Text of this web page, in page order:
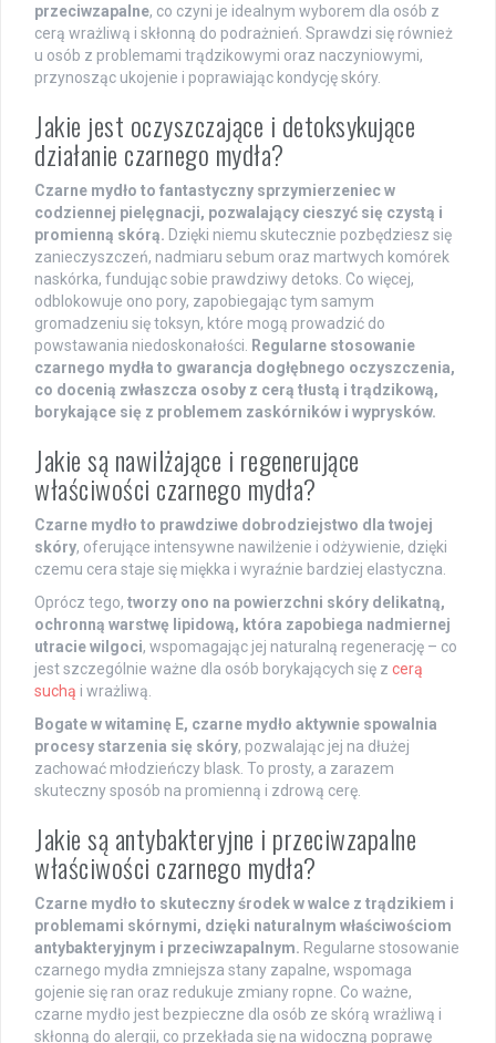
przeciwzapalne, co czyni je idealnym wyborem dla osób z
cerą wrażliwą i skłonną do podrażnień. Sprawdzi się również
u osób z problemami trądzikowymi oraz naczyniowymi,
przynosząc ukojenie i poprawiając kondycję skóry.
Jakie jest oczyszczające i detoksykujące
działanie czarnego mydła?
Czarne mydło to fantastyczny sprzymierzeniec w
codziennej pielęgnacji, pozwalający cieszyć się czystą i
promienną skórą. Dzięki niemu skutecznie pozbędziesz się
zanieczyszczeń, nadmiaru sebum oraz martwych komórek
naskórka, fundując sobie prawdziwy detoks. Co więcej,
odblokowuje ono pory, zapobiegając tym samym
gromadzeniu się toksyn, które mogą prowadzić do
powstawania niedoskonałości.
Regularne stosowanie
czarnego mydła to gwarancja dogłębnego oczyszczenia,
co docenią zwłaszcza osoby z cerą tłustą i trądzikową,
borykające się z problemem zaskórników i wyprysków.
Jakie są nawilżające i regenerujące
właściwości czarnego mydła?
Czarne mydło to prawdziwe dobrodziejstwo dla twojej
skóry, oferujące intensywne nawilżenie i odżywienie, dzięki
czemu cera staje się miękka i wyraźnie bardziej elastyczna.
Oprócz tego, tworzy ono na powierzchni skóry delikatną,
ochronną warstwę lipidową, która zapobiega nadmiernej
utracie wilgoci, wspomagając jej naturalną regenerację – co
jest szczególnie ważne dla osób borykających się z cerą
suchą i wrażliwą.
Bogate w witaminę E, czarne mydło aktywnie spowalnia
procesy starzenia się skóry, pozwalając jej na dłużej
zachować młodzieńczy blask. To prosty, a zarazem
skuteczny sposób na promienną i zdrową cerę.
Jakie są antybakteryjne i przeciwzapalne
właściwości czarnego mydła?
Czarne mydło to skuteczny środek w walce z trądzikiem i
problemami skórnymi, dzięki naturalnym właściwościom
antybakteryjnym i przeciwzapalnym. Regularne stosowanie
czarnego mydła zmniejsza stany zapalne, wspomaga
gojenie się ran oraz redukuje zmiany ropne. Co ważne,
czarne mydło jest bezpieczne dla osób ze skórą wrażliwą i
skłonną do alergii, co przekłada się na widoczną poprawę